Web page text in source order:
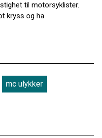
til motorsyklister.
kryss og ha
mc ulykker